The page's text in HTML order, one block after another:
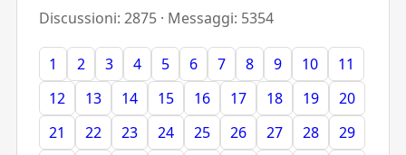
Discussioni: 2875 · Messaggi: 5354
1 2 3 4 5 6 7 8 9 10
11
12
13 14 15 16 17 18 19
20
21
22 23 24 25 26 27 28
29